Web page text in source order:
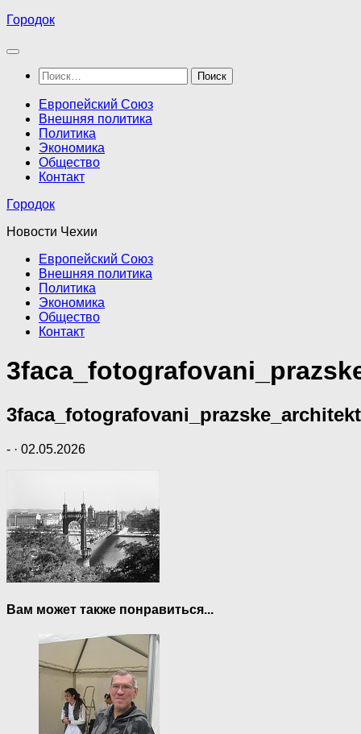
Перейти
содержимому
Городок
Найти:
Европейский Союз
Внешняя политика
Политика
Экономика
Общество
Контакт
Городок
Новости Чехии
Европейский Союз
Внешняя политика
Политика
Экономика
Общество
Контакт
- · 02.05.2026
Вам может также понравиться...